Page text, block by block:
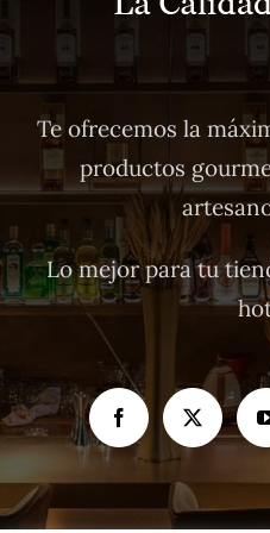
Te ofrecemos la
productos
Lo mejor para tu